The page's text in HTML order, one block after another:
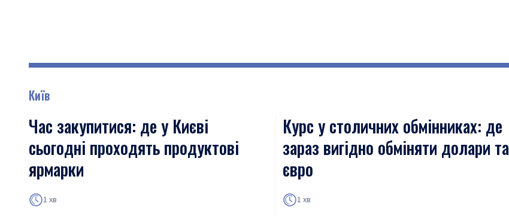
Київ
Час закупитися: де у Києві
сьогодні проходять продуктові
ярмарки
1 хв
Курс у столичних обмінниках: де
зараз вигідно обміняти долари та
євро
1 хв